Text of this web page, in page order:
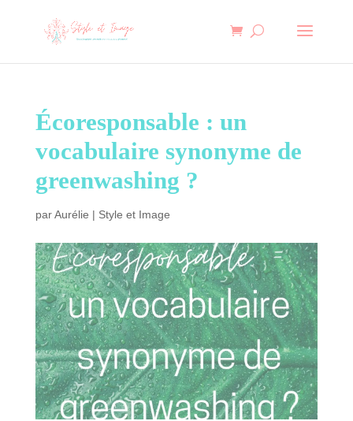
Écoresponsable : un
vocabulaire synonyme de
greenwashing ?
parAurélie | Style et Image